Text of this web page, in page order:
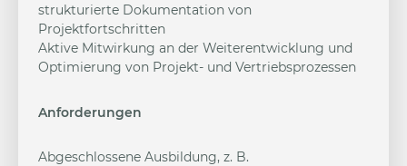
strukturierte Dokumentation von
Projektfortschritten
Aktive Mitwirkung an der Weiterentwicklung und
Optimierung von Projekt- und Vertriebsprozessen
Anforderungen
Abgeschlossene Ausbildung, z. B.